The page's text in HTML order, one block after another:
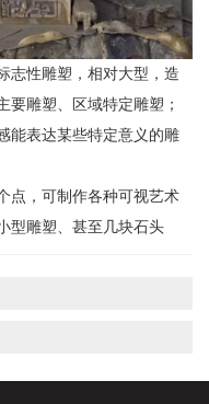
志性雕塑，相对大型，造
要雕塑、区域特定雕塑；
能表达某些特定意义的雕
点，可制作各种可视艺术
型雕塑、甚至几块石头